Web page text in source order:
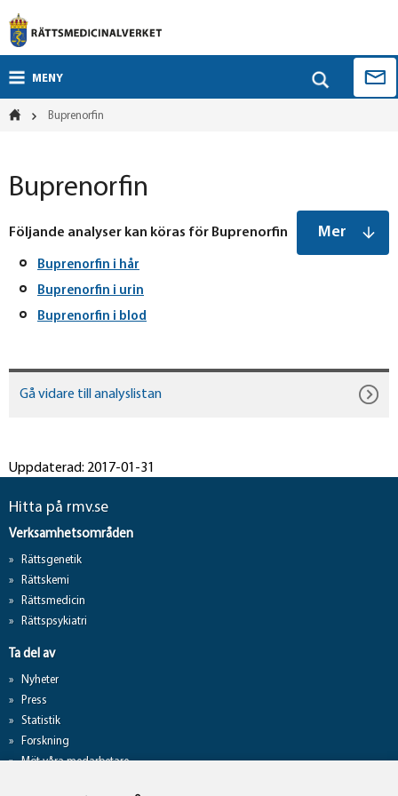
MENY
Buprenorfin
Buprenorfin
Mer
Följande analyser kan köras för Buprenorfin
Buprenorfin i hår
Buprenorfin i urin
Buprenorfin i blod
Gå vidare till analyslistan
Uppdaterad: 2017-01-31
Hitta på rmv.se
Verksamhetsområden
Rättsgenetik
Rättskemi
Rättsmedicin
Rättspsykiatri
Ta del av
Nyheter
Press
Statistik
Forskning
Möt våra medarbetare